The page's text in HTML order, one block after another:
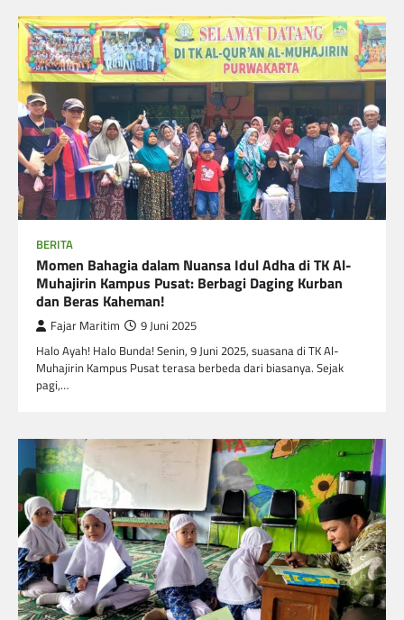
BERITA
Momen Bahagia dalam Nuansa Idul Adha di TK Al-
Muhajirin Kampus Pusat: Berbagi Daging Kurban
dan Beras Kaheman!
Fajar Maritim 9 Juni 2025
Halo Ayah! Halo Bunda! Senin, 9 Juni 2025, suasana di TK Al-
Muhajirin Kampus Pusat terasa berbeda dari biasanya. Sejak
pagi,…